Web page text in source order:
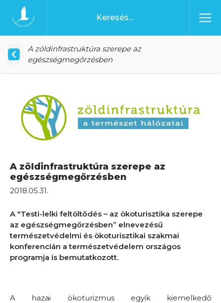
Ugrás a tartalomhoz
Főoldal
A zöldinfrastruktúra szerepe az
egészségmegőrzésben
A zöldinfrastruktúra szerepe az
egészségmegőrzésben
2018.05.31.
A "Testi-lelki feltöltődés – az ökoturisztika szerepe
az egészségmegőrzésben” elnevezésű
természetvédelmi és ökoturisztikai szakmai
konferencián a természetvédelem országos
programja is bemutatkozott.
A hazai ökoturizmus egyik kiemelkedő